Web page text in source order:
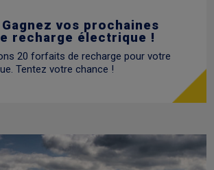
vos prochaines
recharge électrique !
20 forfaits de recharge pour votre
Tentez votre chance !